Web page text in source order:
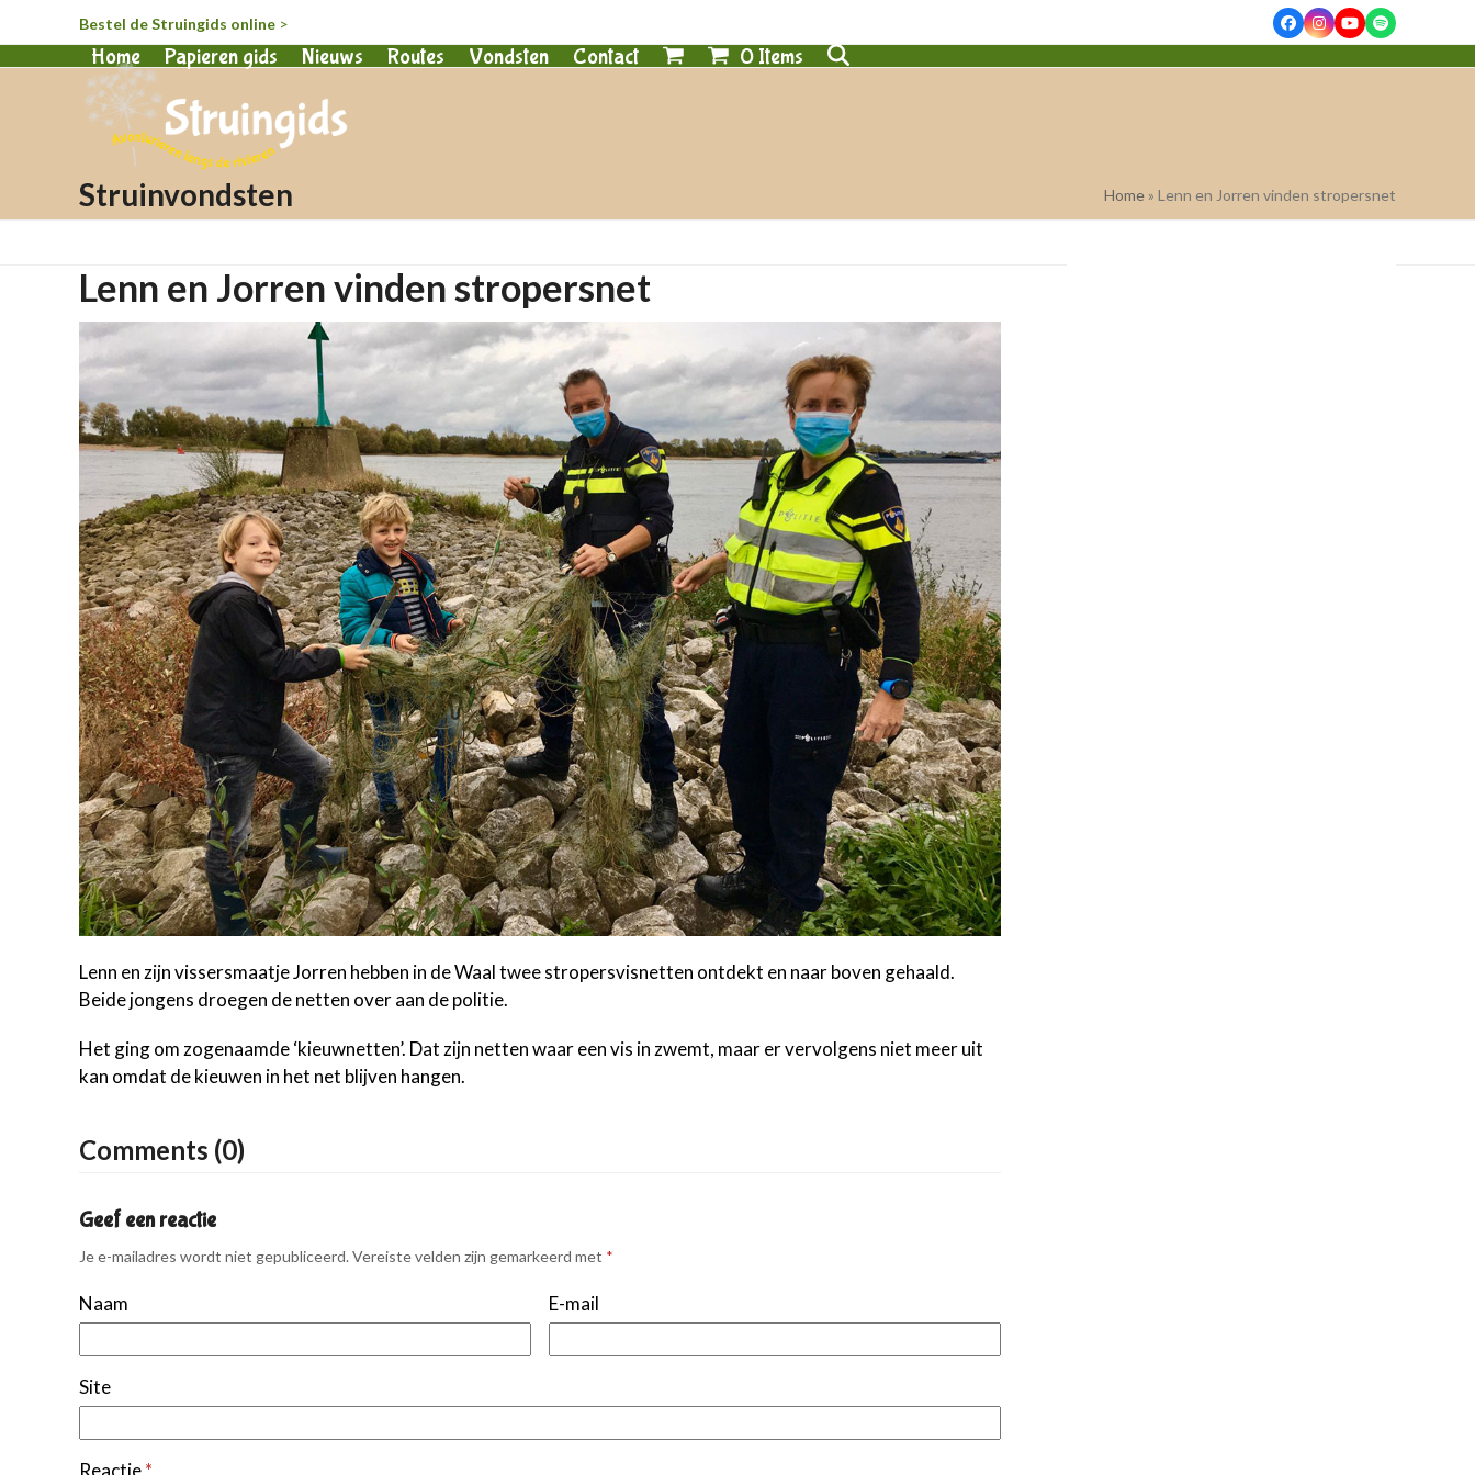
Bestel de Struingids online > FacebookInstagram
YouTube
Spotify
Home Papieren gids Nieuws Routes Vondsten Contact 0 Items
Struinvondsten Home » Lenn en Jorren vinden stropersnet
Lenn en Jorren vinden stropersnet
Lenn en zijn vissersmaatje Jorren hebben in de Waal twee stropersvisnetten ontdekt en naar boven gehaald.
Beide jongens droegen de netten over aan de politie.
Het ging om zogenaamde ‘kieuwnetten’. Dat zijn netten waar een vis in zwemt, maar er vervolgens niet meer uit
kan omdat de kieuwen in het net blijven hangen.
Comments (0)
Geef een reactie
Je e-mailadres wordt niet gepubliceerd. Vereiste velden zijn gemarkeerd met *
Naam E-mail
Site
Reactie*